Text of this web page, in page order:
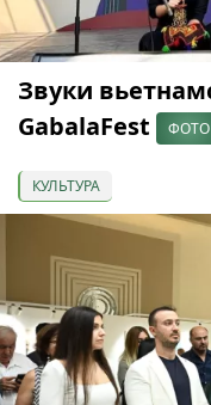
Звуки
GabalaFest
ФОТО
КУЛЬТУРА